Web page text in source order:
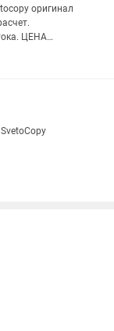
оригинал
ЦЕНА
не